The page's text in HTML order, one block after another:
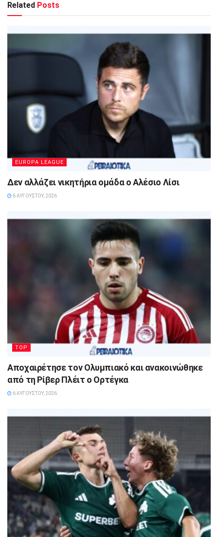
Related Posts
EUROPA LEAGUE
Δεν αλλάζει νικητήρια ομάδα ο Αλέσιο Λίσι
6 ΑΥΓΟΎΣΤΟΥ, 2026
TOP
Αποχαιρέτησε τον Ολυμπιακό και ανακοινώθηκε
από τη Ρίβερ Πλέιτ ο Ορτέγκα
6 ΑΥΓΟΎΣΤΟΥ, 2026